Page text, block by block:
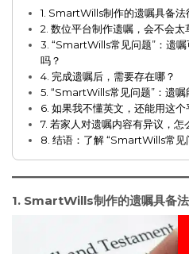
1. SmartWills制作的遗嘱具备法
2. 数位平台制作遗嘱，会不会太
3. “SmartWills常见问题”：遗
吗？
4. 完成遗嘱后，需要存在哪？
5. “SmartWills常见问题”：遗
6. 如果我不懂英文，还能用这个
7. 若家人对遗嘱内容有异议，怎
8. 结语：了解 “SmartWills常见
1. SmartWills制作的遗嘱具备法